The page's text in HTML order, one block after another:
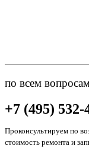
по всем
+7 (495) 532-
Проконсультируем по
стоимость ремонта и